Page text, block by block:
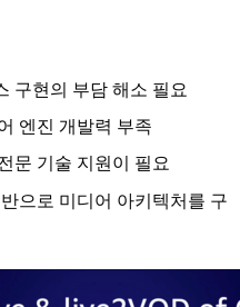
구현의 부담 해소 필요
엔진 개발력 부족
문 기술 지원이 필요
으로 미디어 아키텍처를 구